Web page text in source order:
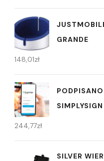
GRANDE
148,01zł
244,77zł
SILVER